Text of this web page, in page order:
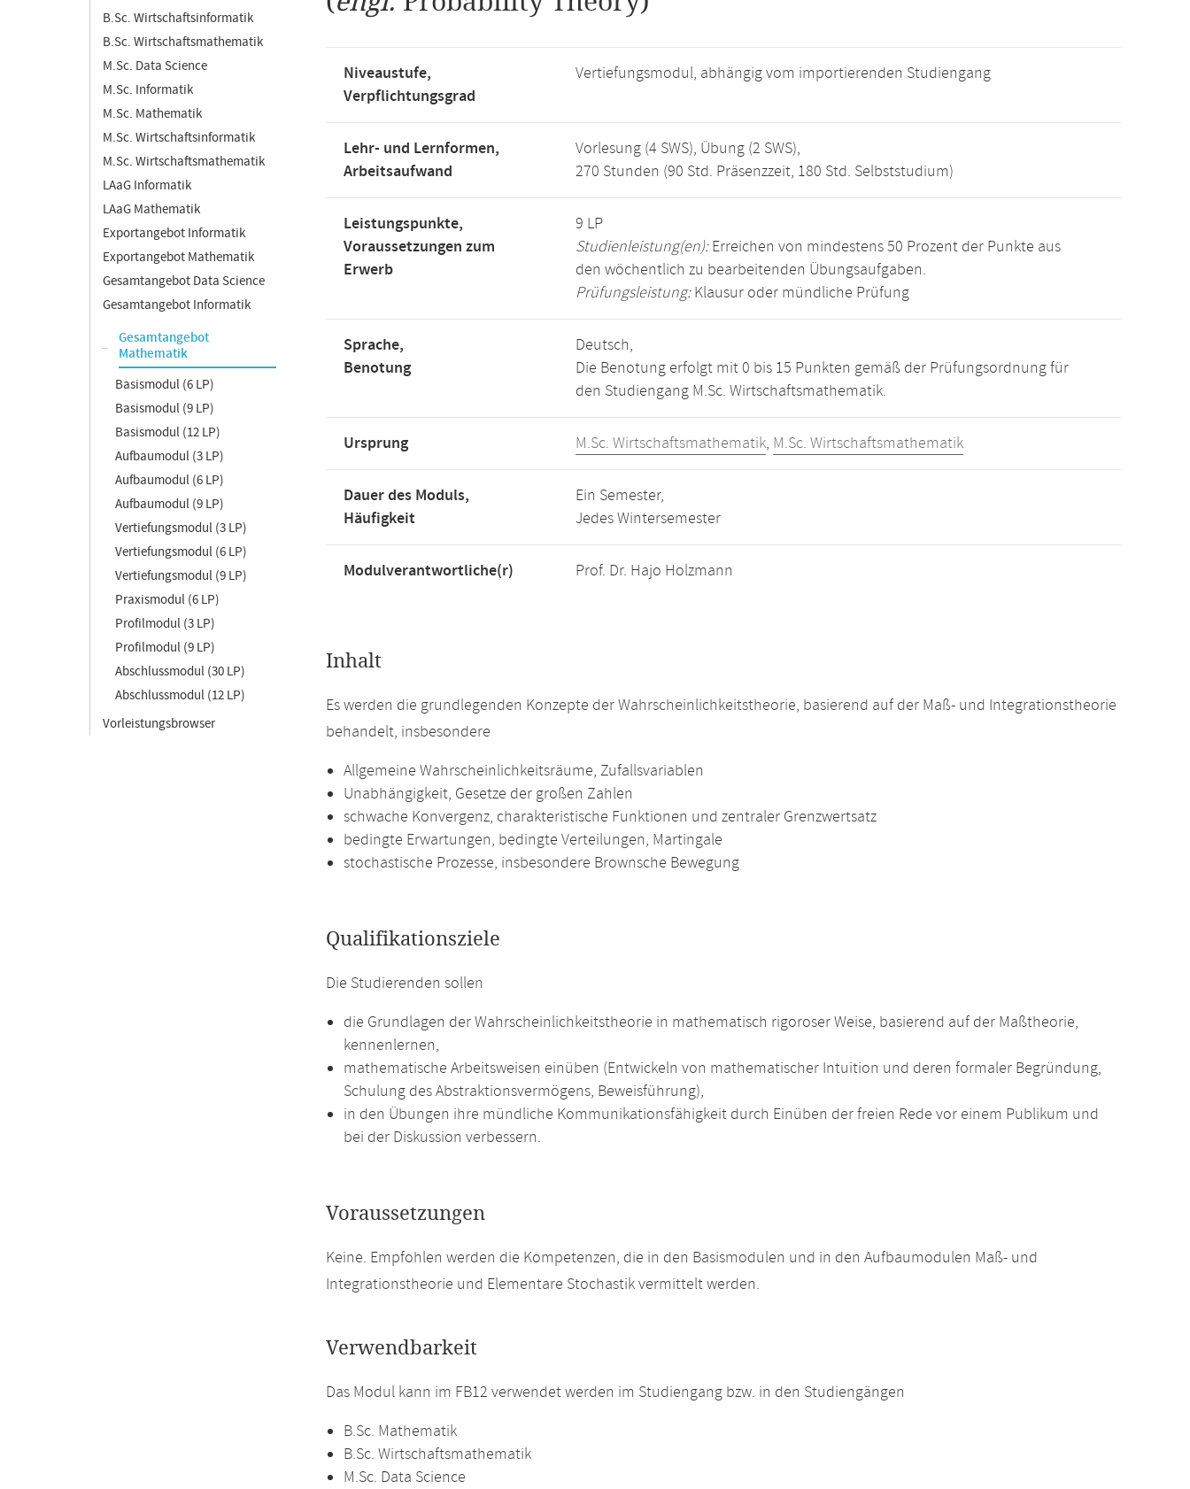
B.Sc. Wirtschaftsinformatik
B.Sc. Wirtschaftsmathematik
M.Sc. Data Science
M.Sc. Informatik
M.Sc. Mathematik
M.Sc. Wirtschaftsinformatik
M.Sc. Wirtschaftsmathematik
LAaG Informatik
LAaG Mathematik
Exportangebot Informatik
Exportangebot Mathematik
Gesamtangebot Data Science
Gesamtangebot Informatik
Gesamtangebot
Mathematik
Basismodul (6 LP)
Basismodul (9 LP)
Basismodul (12 LP)
Aufbaumodul (3 LP)
Aufbaumodul (6 LP)
Aufbaumodul (9 LP)
Vertiefungsmodul (3 LP)
Vertiefungsmodul (6 LP)
Vertiefungsmodul (9 LP)
Praxismodul (6 LP)
Profilmodul (3 LP)
Profilmodul (9 LP)
Abschlussmodul (30 LP)
Abschlussmodul (12 LP)
Vorleistungsbrowser
Niveaustufe,
Verpflichtungsgrad
Vertiefungsmodul, abhängig vom importierenden Studiengang
Lehr- und Lernformen,
Arbeitsaufwand
Vorlesung (4 SWS), Übung (2 SWS),
270 Stunden (90 Std. Präsenzzeit, 180 Std. Selbststudium)
Leistungspunkte,
Voraussetzungen zum
Erwerb
9 LP
Studienleistung(en):Erreichen von mindestens 50 Prozent der Punkte aus
den wöchentlich zu bearbeitenden Übungsaufgaben.
Prüfungsleistung:Klausur oder mündliche Prüfung
Sprache,
Benotung
Deutsch,
Die Benotung erfolgt mit 0 bis 15 Punkten gemäß der Prüfungsordnung für
den Studiengang M.Sc. Wirtschaftsmathematik.
Ursprung M.Sc. Wirtschaftsmathematik, M.Sc. Wirtschaftsmathematik
Dauer des Moduls,
Häufigkeit
Ein Semester,
Jedes Wintersemester
Modulverantwortliche(r) Prof. Dr. Hajo Holzmann
Inhalt
Es werden die grundlegenden Konzepte der Wahrscheinlichkeitstheorie, basierend auf der Maß- und Integrationstheorie
behandelt, insbesondere
Allgemeine Wahrscheinlichkeitsräume, Zufallsvariablen
Unabhängigkeit, Gesetze der großen Zahlen
schwache Konvergenz, charakteristische Funktionen und zentraler Grenzwertsatz
bedingte Erwartungen, bedingte Verteilungen, Martingale
stochastische Prozesse, insbesondere Brownsche Bewegung
Qualifikationsziele
Die Studierenden sollen
die Grundlagen der Wahrscheinlichkeitstheorie in mathematisch rigoroser Weise, basierend auf der Maßtheorie,
kennenlernen,
mathematische Arbeitsweisen einüben (Entwickeln von mathematischer Intuition und deren formaler Begründung,
Schulung des Abstraktionsvermögens, Beweisführung),
in den Übungen ihre mündliche Kommunikationsfähigkeit durch Einüben der freien Rede vor einem Publikum und
bei der Diskussion verbessern.
Voraussetzungen
Keine. Empfohlen werden die Kompetenzen, die in den Basismodulen und in den Aufbaumodulen Maß- und
Integrationstheorie und Elementare Stochastik vermittelt werden.
Verwendbarkeit
Das Modul kann im FB12 verwendet werden im Studiengang bzw. in den Studiengängen
B.Sc. Mathematik
B.Sc. Wirtschaftsmathematik
M.Sc. Data Science